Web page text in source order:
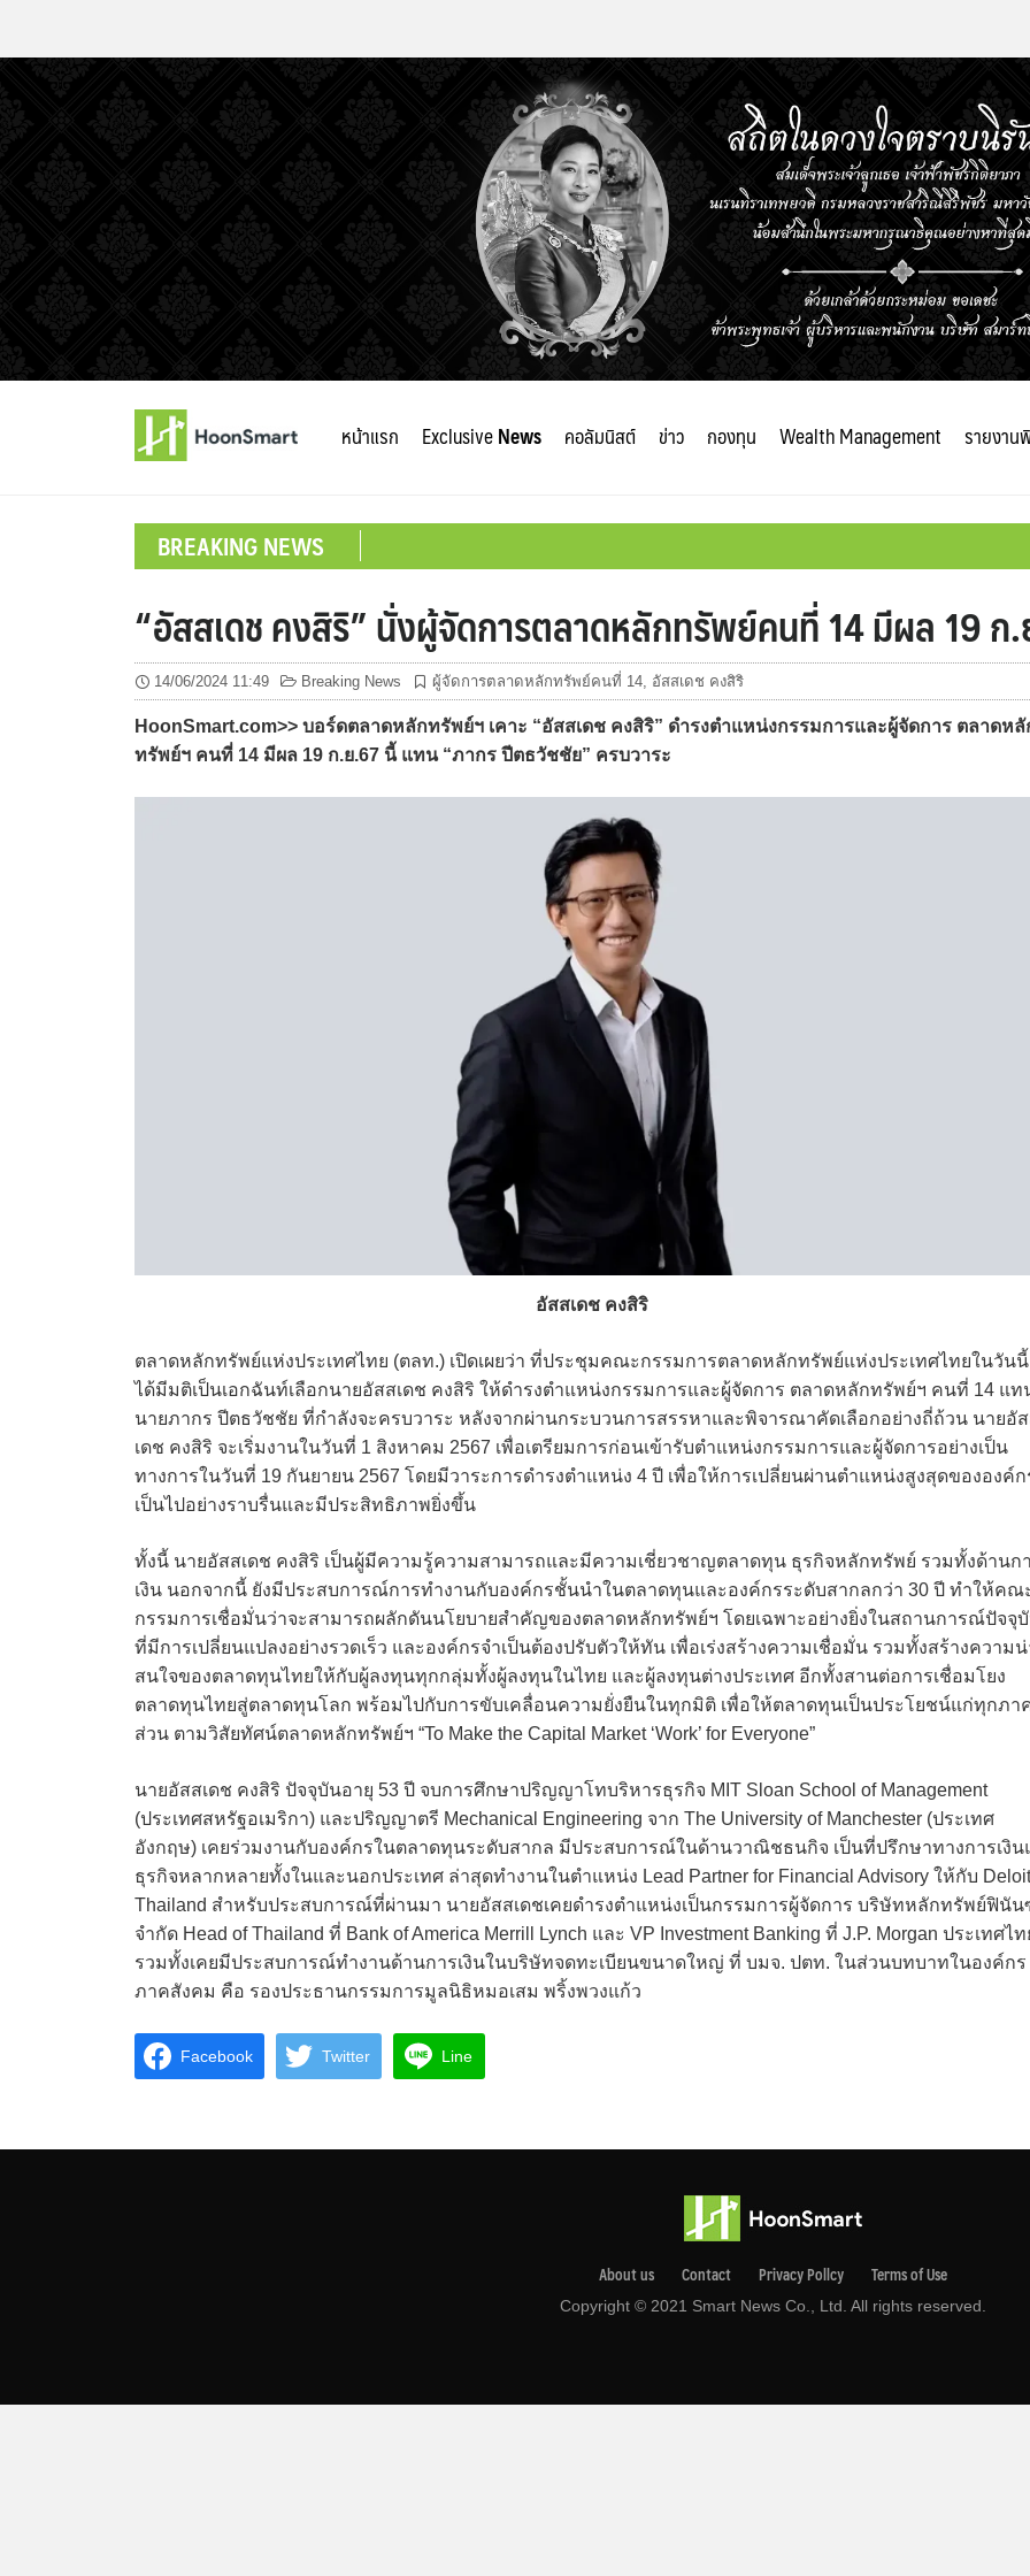
หน้าแรก ExclusiveNews คอลัมนิสต์ ข่าว กองทุน Wealth Management รายงาน
BREAKING NEWS
“อัสสเดช คงสิริ” นั่งผู้จัดการตลาดหลักทรัพย์คนที่ 14 มีผล 19 ก
14/06/2024 11:49 Breaking News ผู้จัดการตลาดหลักทรัพย์คนที่ 14, อัสสเดช คงสิริ
HoonSmart.com>> บอร์ดตลาดหลักทรัพย์ฯ เคาะ “อัสสเดช คงสิริ” ดำรงตำแหน่งกรรมการและผู้จัดการ ตลาดหลั
ทรัพย์ฯ คนที่ 14 มีผล 19 ก.ย.67 นี้ แทน “ภากร ปีตธวัชชัย” ครบวาระ
อัสสเดช คงสิริ
ตลาดหลักทรัพย์แห่งประเทศไทย (ตลท.) เปิดเผยว่า ที่ประชุมคณะกรรมการตลาดหลักทรัพย์แห่งประเทศไทยในวันนี้
ได้มีมติเป็นเอกฉันท์เลือกนายอัสสเดช คงสิริ ให้ดำรงตำแหน่งกรรมการและผู้จัดการ ตลาดหลักทรัพย์ฯ คนที่ 14 แท
นายภากร ปีตธวัชชัย ที่กำลังจะครบวาระ หลังจากผ่านกระบวนการสรรหาและพิจารณาคัดเลือกอย่างถี่ถ้วน นายอั
เดช คงสิริ จะเริ่มงานในวันที่ 1 สิงหาคม 2567 เพื่อเตรียมการก่อนเข้ารับตำแหน่งกรรมการและผู้จัดการอย่างเป็น
ทางการในวันที่ 19 กันยายน 2567 โดยมีวาระการดำรงตำแหน่ง 4 ปี เพื่อให้การเปลี่ยนผ่านตำแหน่งสูงสุดขององค์ก
เป็นไปอย่างราบรื่นและมีประสิทธิภาพยิ่งขึ้น
ทั้งนี้ นายอัสสเดช คงสิริ เป็นผู้มีความรู้ความสามารถและมีความเชี่ยวชาญตลาดทุน ธุรกิจหลักทรัพย์ รวมทั้งด้านก
เงิน นอกจากนี้ ยังมีประสบการณ์การทำงานกับองค์กรชั้นนำในตลาดทุนและองค์กรระดับสากลกว่า 30 ปี ทำให้คณ
กรรมการเชื่อมั่นว่าจะสามารถผลักดันนโยบายสำคัญของตลาดหลักทรัพย์ฯ โดยเฉพาะอย่างยิ่งในสถานการณ์ปัจจุ
ที่มีการเปลี่ยนแปลงอย่างรวดเร็ว และองค์กรจำเป็นต้องปรับตัวให้ทัน เพื่อเร่งสร้างความเชื่อมั่น รวมทั้งสร้างความน่
สนใจของตลาดทุนไทยให้กับผู้ลงทุนทุกกลุ่มทั้งผู้ลงทุนในไทย และผู้ลงทุนต่างประเทศ อีกทั้งสานต่อการเชื่อมโยง
ตลาดทุนไทยสู่ตลาดทุนโลก พร้อมไปกับการขับเคลื่อนความยั่งยืนในทุกมิติ เพื่อให้ตลาดทุนเป็นประโยชน์แก่ทุกภา
ส่วน ตามวิสัยทัศน์ตลาดหลักทรัพย์ฯ “To Make the Capital Market ‘Work’ for Everyone”
นายอัสสเดช คงสิริ ปัจจุบันอายุ 53 ปี จบการศึกษาปริญญาโทบริหารธุรกิจ MIT Sloan School of Management
(ประเทศสหรัฐอเมริกา) และปริญญาตรี Mechanical Engineering จาก The University of Manchester (ประเทศ
อังกฤษ) เคยร่วมงานกับองค์กรในตลาดทุนระดับสากล มีประสบการณ์ในด้านวาณิชธนกิจ เป็นที่ปรึกษาทางการเงิน
ธุรกิจหลากหลายทั้งในและนอกประเทศ ล่าสุดทำงานในตำแหน่ง Lead Partner for Financial Advisory ให้กับ
Thailand สำหรับประสบการณ์ที่ผ่านมา นายอัสสเดชเคยดำรงตำแหน่งเป็นกรรมการผู้จัดการ บริษัทหลักทรัพย์ฟินัน
จำกัด Head of Thailand ที่ Bank of America Merrill Lynch และ VP Investment Banking ที่ J.P. Morgan ประเทศไท
รวมทั้งเคยมีประสบการณ์ทำงานด้านการเงินในบริษัทจดทะเบียนขนาดใหญ่ ที่ บมจ. ปตท. ในส่วนบทบาทในองค์กร
ภาคสังคม คือ รองประธานกรรมการมูลนิธิหมอเสม พริ้งพวงแก้ว
Facebook Twitter Line
About us Contact Privacy Pollcy Terms of Use
Copyright © 2021 Smart News Co., Ltd. All rights reserved.